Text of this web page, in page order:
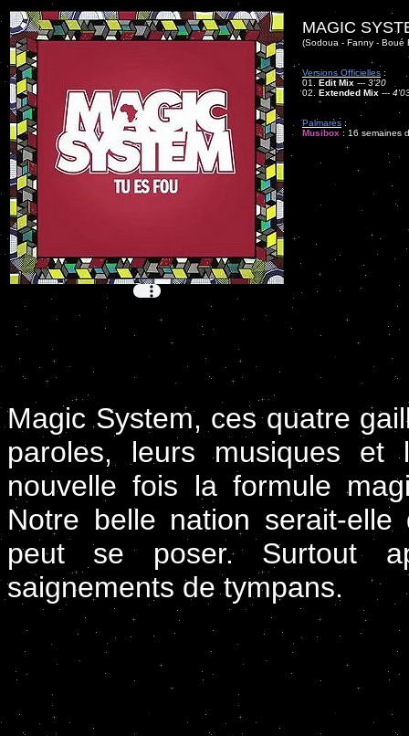
MAGIC
(Sodoua - Fanny - Boué
Versions Officielles :
01. Edit Mix --- 3'20
02. Extended Mix ---
Palmarès :
Musibox : 16 semaines
Magic System, ces quatre
paroles, leurs musiques
nouvelle fois la formule
Notre belle nation serait-
peut se poser. Surtout
saignements de tympans.